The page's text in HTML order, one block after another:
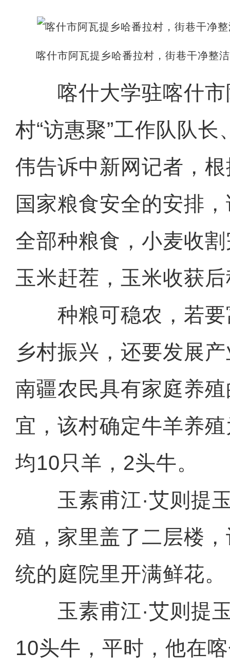
喀什市阿瓦提乡哈番拉村，街巷干净整
喀什大学驻喀什市
村“访惠聚”工作队队
伟告诉中新网记者，
国家粮食安全的安排
全部种粮食，小麦收
玉米赶茬，玉米收获
种粮可稳农，若要
乡村振兴，还要发展
南疆农民具有家庭养
宜，该村确定牛羊养
均10只羊，2头牛。
玉素甫江·艾则提玉
殖，家里盖了二层楼
统的庭院里开满鲜花。
玉素甫江·艾则提玉
10头牛，平时，他在